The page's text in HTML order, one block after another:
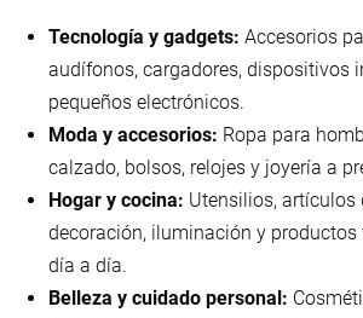
Tecnología y gadgets: Accesorios
audífonos, cargadores, dispositivos
pequeños electrónicos.
Moda y accesorios: Ropa para
calzado, bolsos, relojes y joyería a
Hogar y cocina: Utensilios, artículos
decoración, iluminación y productos
día a día.
Belleza y cuidado personal: